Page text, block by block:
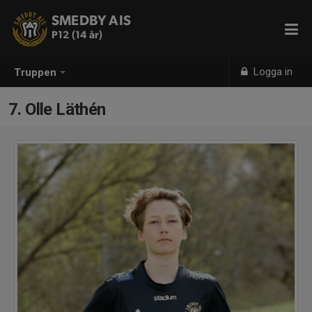
Truppen Logga in
SMEDBY AIS
P12 (14 år)
7. Olle Läthén